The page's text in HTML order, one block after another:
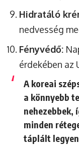
Hidratáló
nedvesség
Fényvédő:
érdekében az
A koreai
a könnyebb
nehezebbek,
minden
táplált